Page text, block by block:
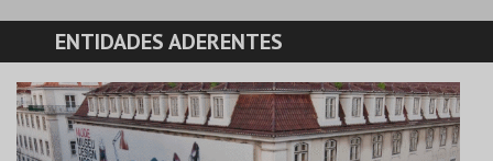
CARRINHO
EVENTOS
CARTÕES
ENTIDADES ADERENTES